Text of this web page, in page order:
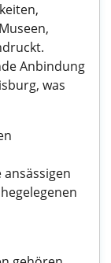
Anbindung
was